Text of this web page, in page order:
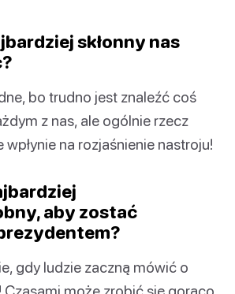
skłonny nas
bo trudno jest znaleźć coś
z nas, ale ogólnie rzecz
na rozjaśnienie nastroju!
aby zostać
gdy ludzie zaczną mówić o